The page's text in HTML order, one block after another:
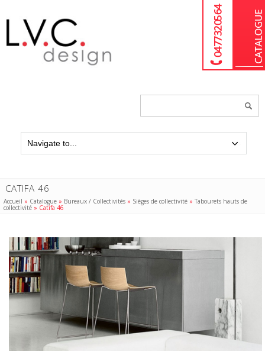
04 77 32 05 64
CATIFA 46
Accueil » Catalogue » Bureaux / Collectivités » Sièges de collectivité » Tabourets hauts de
collectivité » Catifa 46